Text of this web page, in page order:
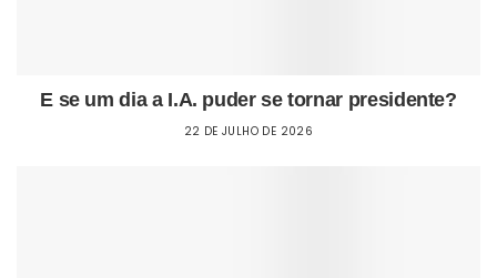
E se um dia a I.A. puder se tornar presidente?
22 DE JULHO DE 2026